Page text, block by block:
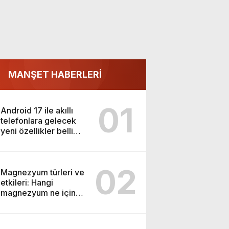
MANŞET HABERLERİ
Android 17 ile akıllı
telefonlara gelecek
yeni özellikler belli
01
Magnezyum türleri ve
etkileri: Hangi
magnezyum ne için
02